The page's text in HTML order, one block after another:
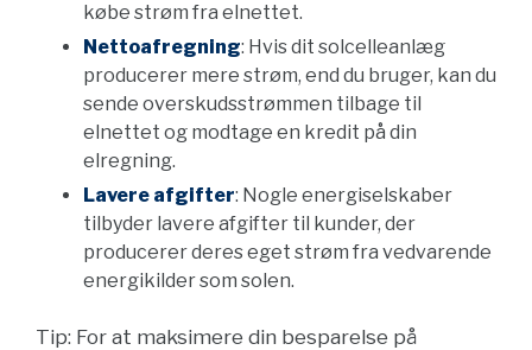
købe strøm fra elnettet.
Nettoafregning: Hvis dit solcelleanlæg
producerer mere strøm, end du bruger, kan du
sende overskudsstrømmen tilbage til
elnettet og modtage en kredit på din
elregning.
Lavere afgifter: Nogle energiselskaber
tilbyder lavere afgifter til kunder, der
producerer deres eget strøm fra vedvarende
energikilder som solen.
Tip: For at maksimere din besparelse på